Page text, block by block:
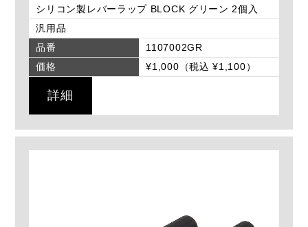
シリコン製レバーラップ BLOCK グリーン 2個入
汎用品
品番
1107002GR
価格
¥1,000（税込 ¥1,100）
詳細